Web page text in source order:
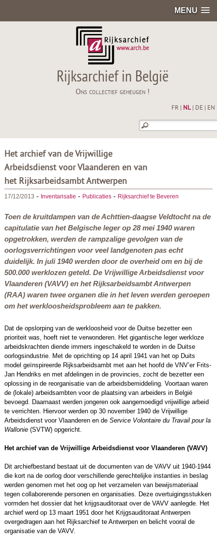
MENU
Rijksarchief in België
Ons collectief geheugen !
FR NL| DE EN
Het archief van de Vrijwillige
Arbeidsdienst voor Vlaanderen en van
het Rijksarbeidsambt Antwerpen
17/12/2013 - Inventarisatie - Publicaties- Rijksarchief te Beveren
Toen de kruitdampen van de Achttien-daagse Veldtocht na de
capitulatie van het Belgische leger op 28 mei 1940 waren
opgetrokken, werden de rampzalige gevolgen van de
oorlogsverrichtingen voor veel landgenoten pas echt
duidelijk. In juli 1940 werden door de overheid om en bij de
500.000 werklozen geteld. De Vrijwillige Arbeidsdienst voor
Vlaanderen (VAVV) en het Rijksarbeidsambt Antwerpen
(RAA) waren twee organen die in het leven werden geroepen
om het werkloosheidsprobleem aan te pakken.
Dat de opslorping van de werkloosheid voor de Duitse bezetter een
prioriteit was, hoeft niet te verwonderen. Het gigantische leger werkloze
arbeidskrachten diende immers ingeschakeld te worden in de Duitse
oorlogsindustrie. Met de oprichting op 14 april 1941 van het op Duits
model geïnspireerde Rijksarbeidsambt met aan het hoofd de VNV’er Frits-
Jan Hendriks en met afdelingen in de provincies, zocht de bezetter een
oplossing in de reorganisatie van de arbeidsbemiddeling. Voortaan waren
de (lokale) arbeidsambten voor de plaatsing van arbeiders in België
bevoegd. Daarnaast werden jongeren ook aangemoedigd vrijwillige arbeid
te verrichten. Hiervoor werden op 30 november 1940 de Vrijwillige
Arbeidsdienst voor Vlaanderen en de Service Volontaire du Travail pour la
Wallonie(SVTW) opgericht.
Het archief van de Vrijwillige Arbeidsdienst voor Vlaanderen (VAVV)
Dit archiefbestand bestaat uit de documenten van de VAVV uit 1940-1944
die kort na de oorlog door verschillende gerechtelijke instanties in beslag
werden genomen met het oog op het verzamelen van bewijsmateriaal
tegen collaborerende personen en organisaties. Deze overtuigingsstukken
vormden het dossier dat het krijgsauditoraat over de VAVV aanlegde. Het
archief werd op 13 maart 1951 door het Krijgsauditoraat Antwerpen
overgedragen aan het Rijksarchief te Antwerpen en belicht vooral de
organisatie van de VAVV.